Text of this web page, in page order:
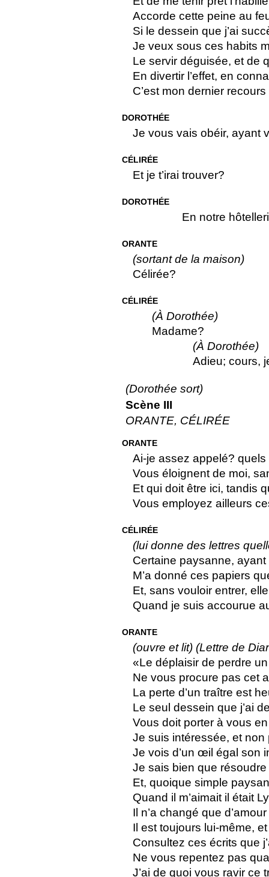
Accorde cette peine au
Si le dessein que j’ai
Je veux sous ces habits
Le servir déguisée, et de
En divertir l’effet, en
C’est mon dernier
DOROTHÉE
Je vous vais obéir, ayant
CÉLIRÉE
Et je t’irai trouver?
DOROTHÉE
En notre
ORANTE
(sortant de la maison)
Célirée?
CÉLIRÉE
(À Dorothée)
Madame?
(À Dorothée)
Adieu; cours,
(Dorothée sort)
Scène III
ORANTE, CÉLIRÉE
ORANTE
Ai-je assez appelé?
Vous éloignent de moi,
Et qui doit être ici, tandis
Vous employez ailleurs
CÉLIRÉE
(lui donne des lettres
Certaine paysanne,
M’a donné ces papiers
Et, sans vouloir entrer,
Quand je suis accourue
ORANTE
(ouvre et lit) (Lettre de
«Le déplaisir de perdre
Ne vous procure pas cet
La perte d’un traître est
Le seul dessein que j’ai
Vous doit porter à vous
Je suis intéressée, et non
Je vois d’un œil égal son
Je sais bien que
Et, quoique simple
Quand il m’aimait il était
Il n’a changé que
Il est toujours lui-même,
Consultez ces écrits que
Ne vous repentez pas
J’ai de quoi vous ravir ce